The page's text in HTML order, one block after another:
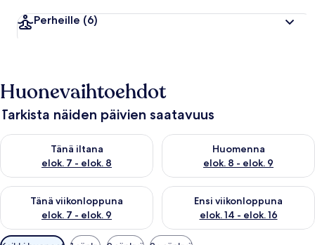
Perheille (6)
Huonevaihtoehdot
Tarkista näiden päivien saatavuus
Tänä iltana
elok. 7 - elok. 8
Tarkista tämän illan saatavuus elok. 7 - elok. 8
Huomenna
elok. 8 - elok. 9
Tarkista huomisen saatavuus
Tänä viikonloppuna
elok. 7 - elok. 9
Tarkista tämän viikonlopun saatavuus elok. 7 - elok. 9
Ensi viikonloppuna
elok. 14 - elok. 16
Tarkista ensi viikonlopun
Huoneille